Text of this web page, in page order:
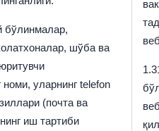
бўлинмалар,
шўба ва
номи, уларнинг telefon
(почта ва
иш тартиби